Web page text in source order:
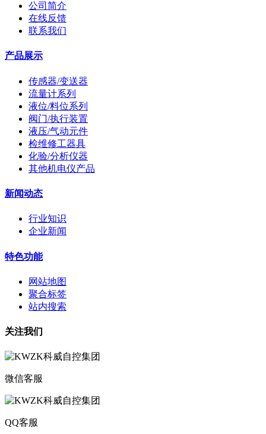
公司简介
在线反馈
联系我们
产品展示
传感器/变送器
流量计系列
液位/料位系列
阀门/执行装置
液压/气动元件
检维修工器具
化验/分析仪器
其他机电仪产品
新闻动态
行业知识
企业新闻
特色功能
网站地图
聚合标签
站内搜索
关注我们
微信客服
QQ客服